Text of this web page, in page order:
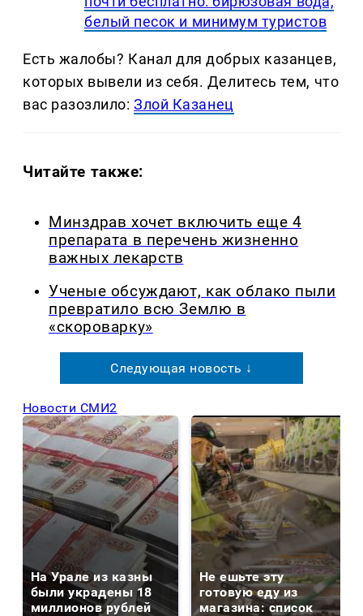
белый песок и минимум туристов
Есть жалобы? Канал для добрых казанцев,
которых вывели из себя. Делитеcь тем, что
вас разозлило:Злой Казанец
Читайте также:
Минздрав хочет включить еще 4
препарата в перечень жизненно
важных лекарств
Ученые обсуждают, как облако пыли
превратило всю Землю в
«скороварку»
Следующая новость ↓
Новости СМИ2
На Урале из казны
были украдены 18
миллионов рублей
Не ешьте эту
готовую еду из
магазина: список